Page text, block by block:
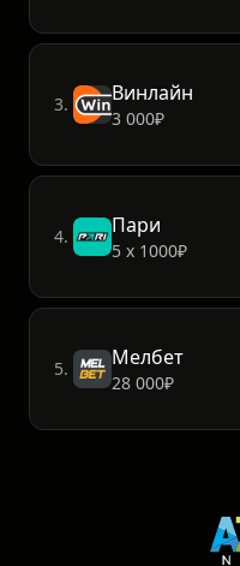
3. Винлайн
3 000₽
4. Пари
5 х 1000₽
5. Мелбет
28 000₽